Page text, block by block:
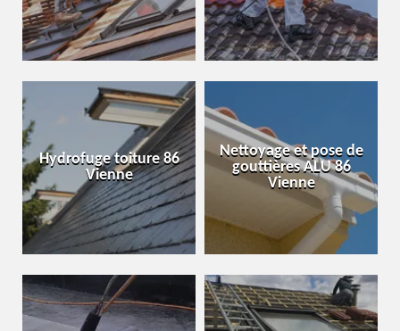
Hydrofuge toiture 86
Vienne
Nettoyage et pose de
gouttières ALU 86
Vienne